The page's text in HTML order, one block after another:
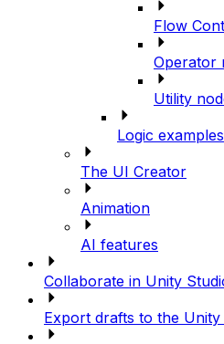
Flow
Operator
Utility
Logic examples
The UI Creator
Animation
AI features
Collaborate in Unity
Export drafts to the Unity